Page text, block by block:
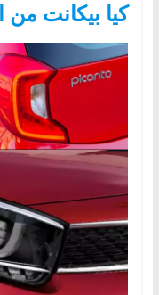
كيا بيكانت من